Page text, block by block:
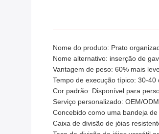
Nome do produto: Prato
Nome alternativo: inserção de
Vantagem de peso: 60% mais
Tempo de execução típico: 30-40
Cor padrão: Disponível para
Serviço personalizado: OEM/
Concebido como uma bandeja
Caixa de divisão de jóias